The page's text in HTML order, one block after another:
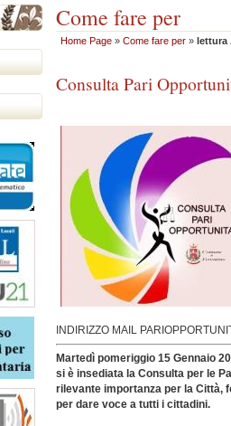
Come fare per
Home Page »Come fare per »lettura
Consulta Pari
INDIRIZZO MAIL
Martedì pomeriggio 15 Gennaio
si è insediata la Consulta per le
rilevante importanza per la Città,
per dare voce a tutti i cittadini.